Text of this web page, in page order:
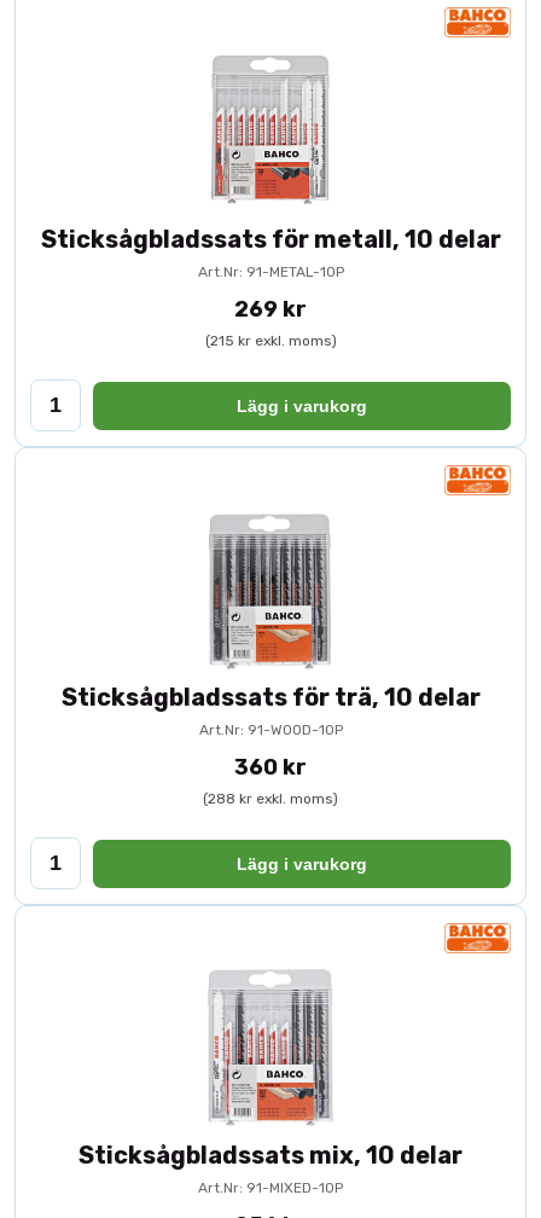
Sticksågbladssats för metall, 10 delar
Art.Nr: 91-METAL-10P
269 kr
(215 kr exkl. moms)
Lägg i varukorg
Sticksågbladssats för trä, 10 delar
Art.Nr: 91-WOOD-10P
360 kr
(288 kr exkl. moms)
Lägg i varukorg
Sticksågbladssats mix, 10 delar
Art.Nr: 91-MIXED-10P